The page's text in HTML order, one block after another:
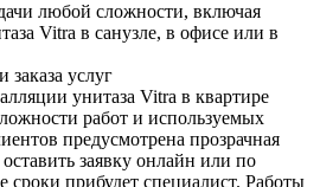
любой сложности, включая
Vitra в санузле, в офисе или в
заказа услуг
унитаза Vitra в квартире
работ и используемых
предусмотрена прозрачная
оставить заявку онлайн или по
сроки прибудет специалист. Работы